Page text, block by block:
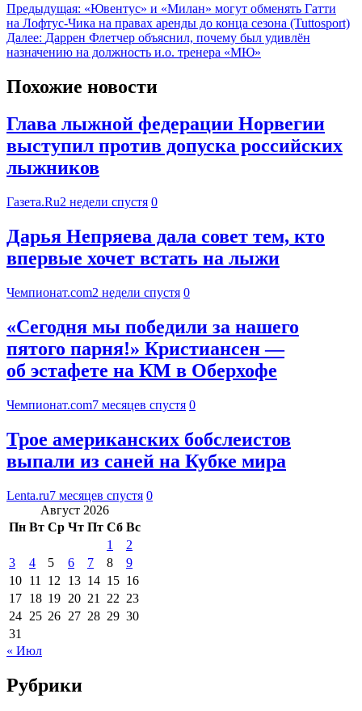
Предыдущая: «Ювентус» и «Милан» могут обменять Гатти
на Лофтус-Чика на правах аренды до конца сезона (Tuttosport)
Далее: Даррен Флетчер объяснил, почему был удивлён
назначению на должность и.о. тренера «МЮ»
Похожие новости
Глава лыжной федерации Норвегии
выступил против допуска российских
лыжников
Газета.Ru2 недели спустя 0
Дарья Непряева дала совет тем, кто
впервые хочет встать на лыжи
Чемпионат.com2 недели спустя 0
«Сегодня мы победили за нашего
пятого парня!» Кристиансен —
об эстафете на КМ в Оберхофе
Чемпионат.com7 месяцев спустя 0
Трое американских бобслеистов
выпали из саней на Кубке мира
Lenta.ru7 месяцев спустя 0
Август 2026
Пн Вт Ср Чт Пт Сб Вс
1
2
3
4 5 6 7 8
9
10 11 12 13 14 15 16
17 18 19 20 21 22 23
24 25 26 27 28 29 30
31
« Июл
Рубрики